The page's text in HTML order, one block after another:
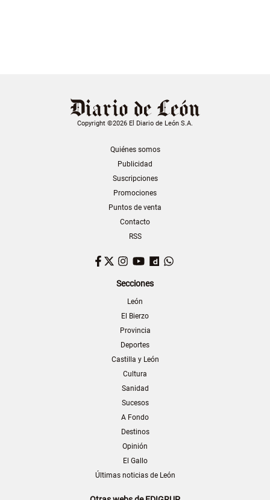
Copyright ©2026 El Diario de León S.A.
Quiénes somos
Publicidad
Suscripciones
Promociones
Puntos de venta
Contacto
RSS
Facebook
TwitterInstagram
YouTubeDailymotion
Secciones
León
El Bierzo
Provincia
Deportes
Castilla y León
Cultura
Sanidad
Sucesos
A Fondo
Destinos
Opinión
El Gallo
Últimas noticias de León